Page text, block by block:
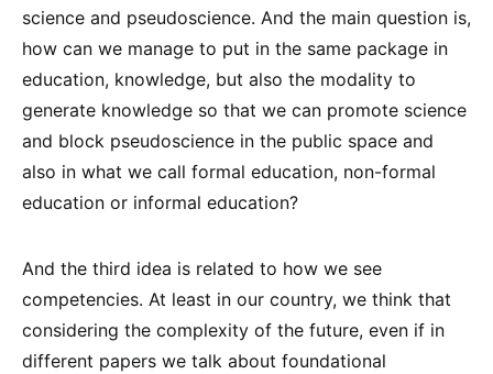
science and pseudoscience. And the main question is,
how can we manage to put in the same package in
education, knowledge, but also the modality to
generate knowledge so that we can promote science
and block pseudoscience in the public space and
also in what we call formal education, non-formal
education or informal education?
And the third idea is related to how we see
competencies. At least in our country, we think that
considering the complexity of the future, even if in
different papers we talk about foundational